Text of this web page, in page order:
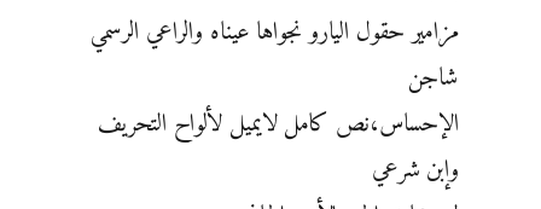
مزامير حقول اليارو نجواها عيناه والراعي الرسمي
شاجن
الإحساس،نص كامل لايميل لألواح التحريف
وإبن شرعي